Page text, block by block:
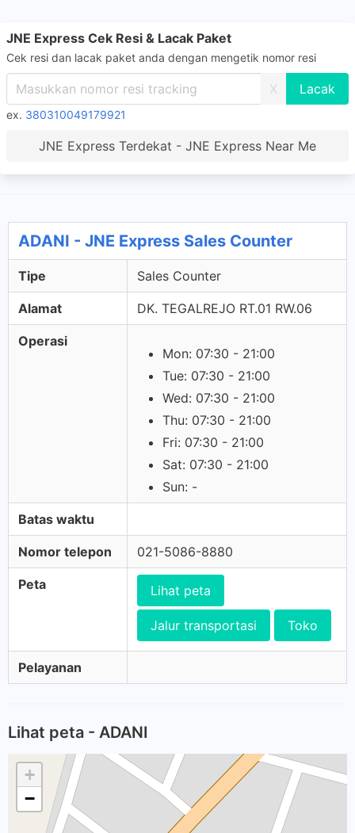
JNE Express Cek Resi & Lacak Paket
Cek resi dan lacak paket anda dengan mengetik nomor resi
X
ex. 380310049179921
JNE Express Terdekat - JNE Express Near Me
ADANI - JNE Express Sales Counter
Tipe Sales Counter
Alamat DK. TEGALREJO RT.01 RW.06
Operasi
Mon: 07:30 - 21:00
Tue: 07:30 - 21:00
Wed: 07:30 - 21:00
Thu: 07:30 - 21:00
Fri: 07:30 - 21:00
Sat: 07:30 - 21:00
Sun: -
Batas waktu
Nomor telepon 021-5086-8880
Peta Lihat peta
Jalur transportasi Toko
Pelayanan
Lihat peta - ADANI
+
−